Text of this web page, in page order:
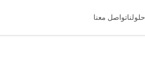
حلولناتواصل معنا